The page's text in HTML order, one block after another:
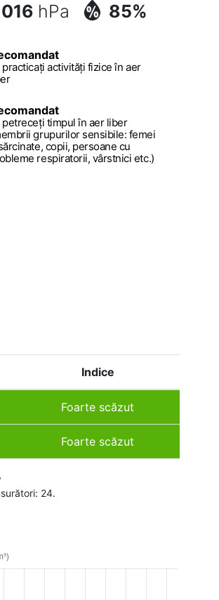
hPa 85%
practicați activități fizice în aer
petreceți timpul în aer liber
grupurilor sensibile: femei
copii, persoane cu
respiratorii, vârstnici etc.)
Indice
Foarte scăzut
Foarte scăzut
24.